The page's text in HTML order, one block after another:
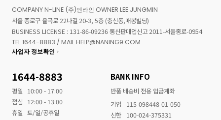
COMPANY N-LINE (주)엔라인 OWNER LEE JUNGMIN
서울 종로구 율곡로 22나길 20-3, 5층 (충신동,매봉빌딩)
BUSINESS LICENSE : 131-86-09236 통신판매업신고 2011-서울종로-0954
TEL 1644-8883 / MAIL HELP@NANING9.COM
사업자 정보확인
1644-8883
평일
10:00 - 17:00
점심
12:00 - 13:00
휴일 토/일/공휴일
BANK INFO
반품 배송비 전용 입금계좌
기업
115-098448-01-050
신한
100-024-375331